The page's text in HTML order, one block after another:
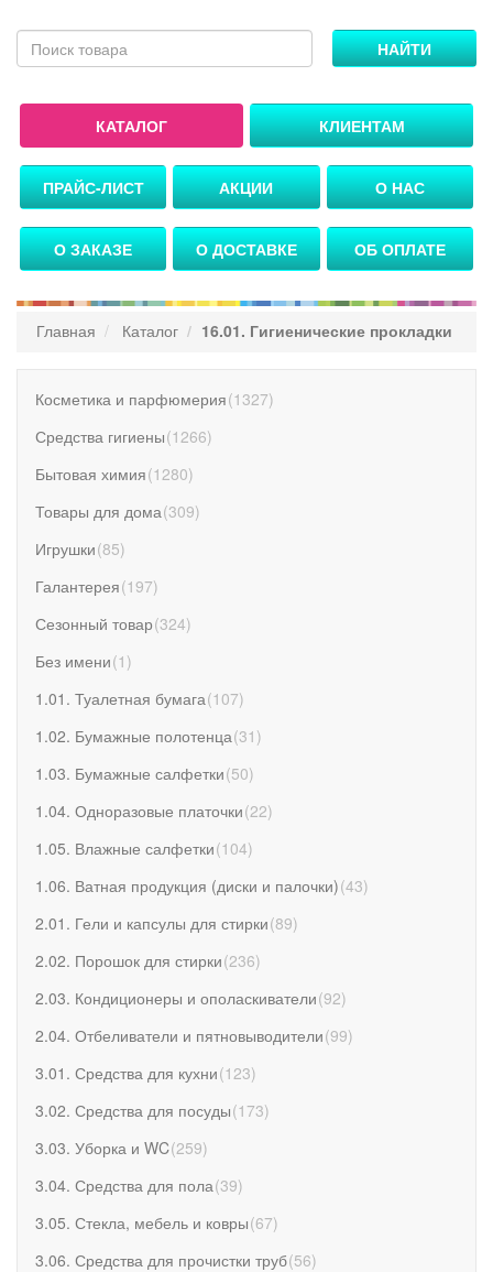
НАЙТИ
КАТАЛОГ КЛИЕНТАМ
ПРАЙС-ЛИСТ АКЦИИ О НАС
О ЗАКАЗЕ О ДОСТАВКЕ ОБ ОПЛАТЕ
Главная Каталог 16.01. Гигиенические прокладки
Косметика и парфюмерия(1327)
Средства гигиены(1266)
Бытовая химия(1280)
Товары для дома(309)
Игрушки(85)
Галантерея(197)
Сезонный товар(324)
Без имени(1 )
1.01. Туалетная бумага(107)
1.02. Бумажные полотенца(31 )
1.03. Бумажные салфетки(50)
1.04. Одноразовые платочки(22)
1.05. Влажные салфетки(104)
1.06. Ватная продукция (диски и палочки)(43)
2.01. Гели и капсулы для стирки(89)
2.02. Порошок для стирки(236)
2.03. Кондиционеры и ополаскиватели(92)
2.04. Отбеливатели и пятновыводители(99)
3.01. Средства для кухни(123)
3.02. Средства для посуды(173)
3.03. Уборка и WC(259)
3.04. Средства для пола(39)
3.05. Стекла, мебель и ковры(67)
3.06. Средства для прочистки труб(56)